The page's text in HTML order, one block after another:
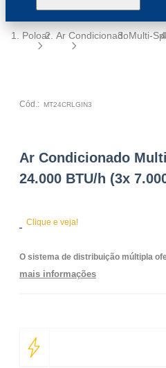
Poloar Ar CondicionadoMulti-
Cód.: MT24CRLGIN3
Ar Condicionado
24.000 BTU/h (3x
Clique e veja!
O sistema de distribuição múltipla
mais informações